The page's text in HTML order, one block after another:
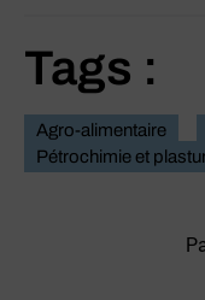
Tags :
Agro-alimentaire
Pétrochimie et